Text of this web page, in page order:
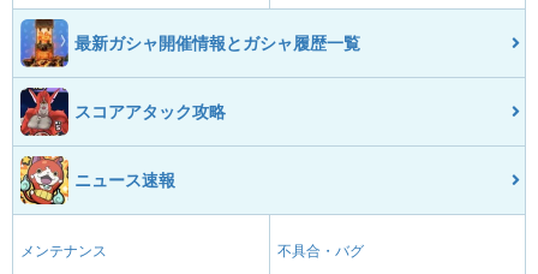
最新ガシャ開催情報とガシャ履歴一覧
スコアアタック攻略
ニュース速報
メンテナンス 不具合・バグ